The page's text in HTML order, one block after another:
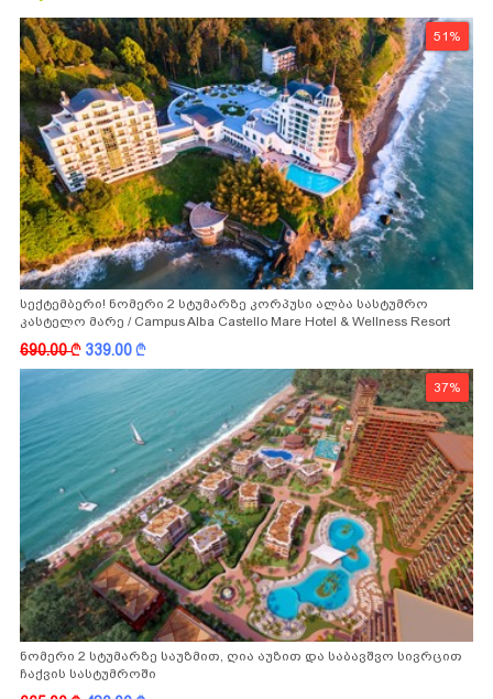
51%
სექტემბერი! ნომერი 2 სტუმარზე კორპუსი ალბა სასტუმრო
კასტელო მარე / Campus Alba Castello Mare Hotel & Wellness Resort
-სგან!
690.00k 339.00k
37%
ნომერი 2 სტუმარზე საუზმით, ღია აუზით და საბავშვო სივრცით
ჩაქვის სასტუმროში